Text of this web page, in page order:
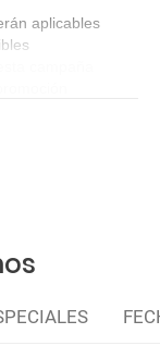
aeropuerto
aplicables